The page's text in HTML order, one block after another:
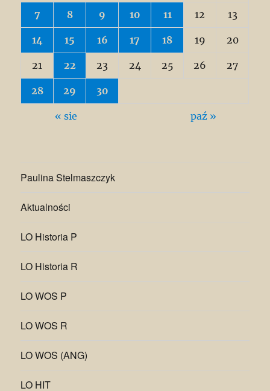
7 8 9 10 11 12 13
14 15 16 17 18 19 20
21 22 23 24 25 26 27
28 29 30
« sie paź »
Paulina Stelmaszczyk
Aktualności
LO Historia P
LO Historia R
LO WOS P
LO WOS R
LO WOS (ANG)
LO HIT